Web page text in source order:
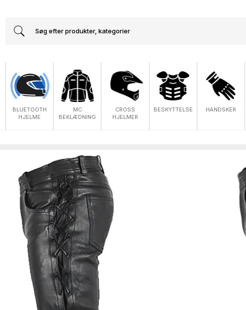
BLUETOOTH
HJELME
MC
BEKLÆDNING
CROSS
HJELMER
BESKYTTELSE HANDSKER